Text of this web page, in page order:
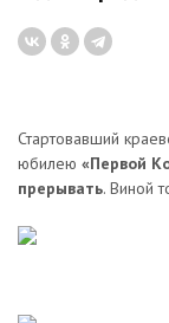
Стартовавший
юбилею «Первой
прерывать. Виной